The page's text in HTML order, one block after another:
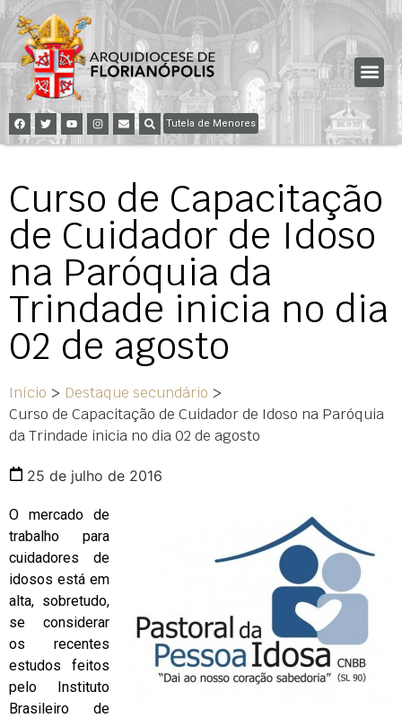
Tutela de Menores
Curso de Capacitação
de Cuidador de Idoso
na Paróquia da
Trindade inicia no dia
02 de agosto
Início > Destaque secundário >
Curso de Capacitação de Cuidador de Idoso na Paróquia
da Trindade inicia no dia 02 de agosto
25 de julho de 2016
O mercado de
trabalho para
cuidadores de
idosos está em
alta, sobretudo,
se considerar
os recentes
estudos feitos
pelo Instituto
Brasileiro de